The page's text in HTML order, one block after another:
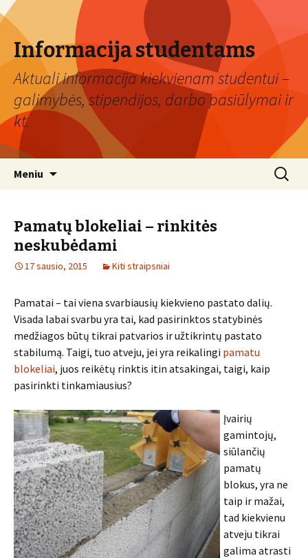
Informacija studentams
Aktuali informacija kiekvienam studentui –
galimybės, stipendijos, darbo pasiūlymai ir
kt.
Meniu Ieškoti:
Pamatų blokeliai – rinkitės
neskubėdami
17 sausio, 2015 Kiti straipsniai
Pamatai – tai viena svarbiausių kiekvieno pastato dalių.
Visada labai svarbu yra tai, kad pasirinktos statybinės
medžiagos būtų tikrai patvarios ir užtikrintų pastato
stabilumą. Taigi, tuo atveju, jei yra reikalingi pamatu
blokeliai, juos reikėtų rinktis itin atsakingai, taigi, kaip
pasirinkti tinkamiausius?
Įvairių
gamintojų,
siūlančių
pamatų
blokus, yra ne
taip ir mažai,
tad kiekvienu
atveju tikrai
galima atrasti